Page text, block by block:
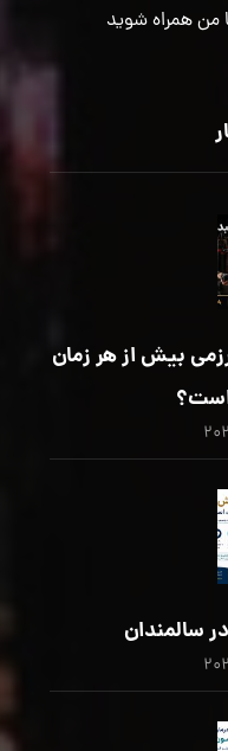
من همراه شوید
بیش از هر زمان
سالمندان